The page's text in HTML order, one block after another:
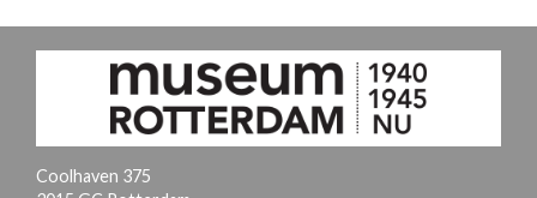
Coolhaven 375